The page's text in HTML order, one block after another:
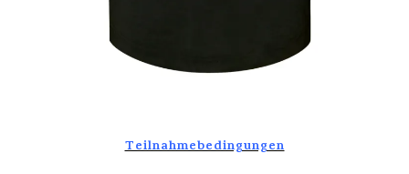
Teilnahmebedingungen